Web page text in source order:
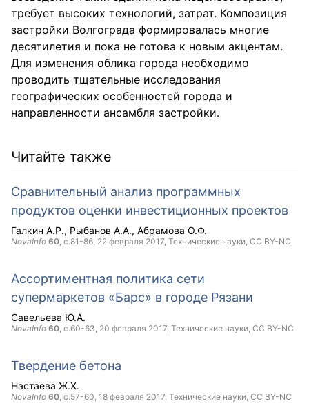
требует высоких технологий, затрат. Композиция
застройки Волгограда формировалась многие
десятилетия и пока не готова к новым акцентам.
Для изменения облика города необходимо
проводить тщательные исследования
географических особенностей города и
направленности ансамбля застройки.
Читайте также
Сравнительный анализ программных
продуктов оценки инвестиционных проектов
Галкин А.Р. Рыбанов А.А. Абрамова О.Ф.
NovaInfo 60, с.81-86, 22 февраля 2017, Технические науки, CC BY-NC
Ассортиментная политика сети
супермаркетов «Барс» в городе Рязани
Савельева Ю.А.
NovaInfo 60, с.60-63, 20 февраля 2017, Технические науки, CC BY-NC
Твердение бетона
Настаева Ж.Х.
NovaInfo 60, с.57-60, 18 февраля 2017, Технические науки, CC BY-NC